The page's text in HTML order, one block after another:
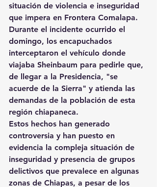
situación de violencia e inseguridad
que impera en Frontera Comalapa.
Durante el incidente ocurrido el
domingo, los encapuchados
interceptaron el vehículo donde
viajaba Sheinbaum para pedirle que,
de llegar a la Presidencia, "se
acuerde de la Sierra" y atienda las
demandas de la población de esta
región chiapaneca.
Estos hechos han generado
controversia y han puesto en
evidencia la compleja situación de
inseguridad y presencia de grupos
delictivos que prevalece en algunas
zonas de Chiapas, a pesar de los